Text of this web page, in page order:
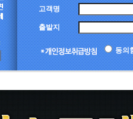
고객명
출발지
동의